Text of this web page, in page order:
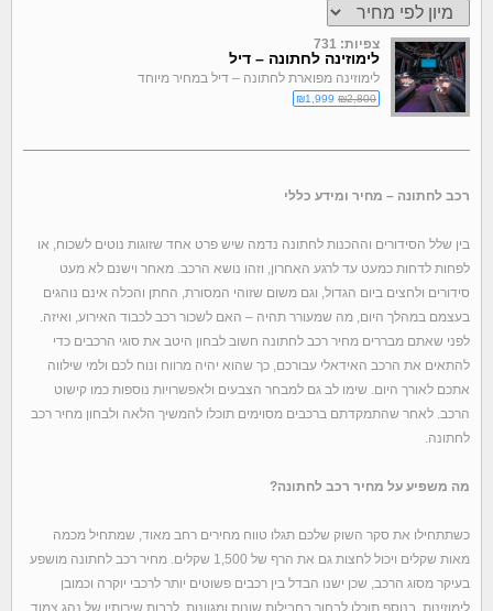
צפיות: 731
לימוזינה לחתונה – דיל
לימוזינה מפוארת לחתונה – דיל במחיר מיוחד
₪2,800
רכב לחתונה – מחיר ומידע כללי
בין שלל הסידורים וההכנות לחתונה נדמה שיש פרט אחד שזוגות נוטים לשכוח, או
לפחות לדחות כמעט עד לרגע האחרון, וזהו נושא הרכב. מאחר וישנם לא מעט
סידורים ולחצים ביום הגדול, וגם משום שזוהי המסורת, החתן והכלה אינם נוהגים
בעצמם במהלך היום, מה שמעורר תהיה – האם לשכור רכב לכבוד האירוע, ואיזה.
לפני שאתם מבררים מחיר רכב לחתונה חשוב לבחון היטב את סוגי הרכבים כדי
להתאים את הרכב האידאלי עבורכם, כך שהוא יהיה מרווח ונוח לכם ולמי שילווה
אתכם לאורך היום. שימו לב גם למבחר הצבעים ולאפשרויות נוספות כמו קישוט
הרכב. לאחר שהתמקדתם ברכבים מסוימים תוכלו להמשיך הלאה ולבחון מחיר רכב
לחתונה.
מה משפיע על מחיר רכב לחתונה?
כשתתחילו את סקר השוק שלכם תגלו טווח מחירים רחב מאוד, שמתחיל מכמה
מאות שקלים ויכול לחצות גם את הרף של 1,500 שקלים. מחיר רכב לחתונה מושפע
בעיקר מסוג הרכב, שכן ישנו הבדל בין רכבים פשוטים יותר לרכבי יוקרה וכמובן